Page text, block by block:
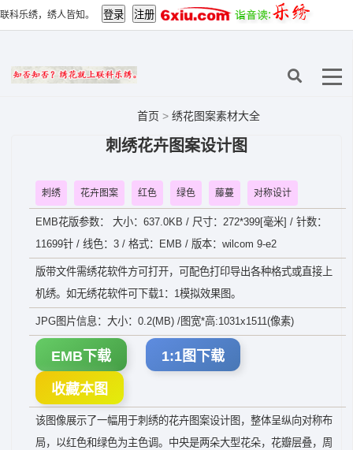
联科乐绣，绣人皆知。
首页 > 绣花图案素材大全
刺绣花卉图案设计图
刺绣 花卉图案 红色 绿色 藤蔓 对称设计
EMB花版参数： 大小：637.0KB / 尺寸：272*399[毫米] / 针数：
11699针 / 线色：3 / 格式：EMB / 版本：wilcom 9-e2
版带文件需绣花软件方可打开，可配色打印导出各种格式或直接上
机绣。如无绣花软件可下载1：1模拟效果图。
JPG图片信息：大小：0.2(MB) /图宽*高:1031x1511(像素)
EMB下载 1:1图下载
收藏本图
该图像展示了一幅用于刺绣的花卉图案设计图，整体呈纵向对称布
局，以红色和绿色为主色调。中央是两朵大型花朵，花瓣层叠，周